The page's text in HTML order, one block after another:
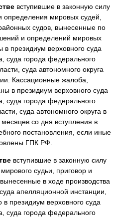
вступившие в законную силу
мировых судей,
судов, вынесенные по
и определений мировых
президиум верховного суда
суда города федерального
суда автономного округа
Кассационные жалоба,
в президиум верховного суда
суда города федерального
суда автономного округа в
со дня вступления в
постановления, если иные
ГПК РФ.
вступившие в законную силу
судьи, приговор и
в ходе производства
апелляционной инстанции,
президиум верховного суда
суда города федерального